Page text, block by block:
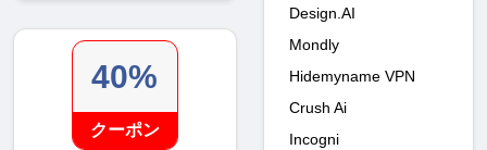
40%
クーポン
Design.AI
Mondly
Hidemyname VPN
Crush Ai
Incogni